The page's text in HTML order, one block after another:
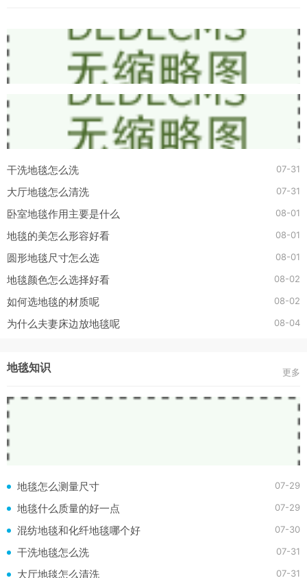
干洗地毯怎么洗 07-31
大厅地毯怎么清洗 07-31
卧室地毯作用主要是什么 08-01
地毯的美怎么形容好看 08-01
圆形地毯尺寸怎么选 08-01
地毯颜色怎么选择好看 08-02
如何选地毯的材质呢 08-02
为什么夫妻床边放地毯呢 08-04
地毯知识 更多
地毯怎么测量尺寸 07-29
地毯什么质量的好一点 07-29
混纺地毯和化纤地毯哪个好 07-30
干洗地毯怎么洗 07-31
大厅地毯怎么清洗 07-31